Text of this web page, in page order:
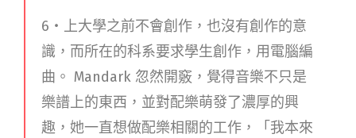
6・上大學之前不會創作，也沒有創作的意
識，而所在的科系要求學生創作，用電腦編
曲。 Mandark 忽然開竅，覺得音樂不只是
樂譜上的東西，並對配樂萌發了濃厚的興
趣，她一直想做配樂相關的工作，「我本來